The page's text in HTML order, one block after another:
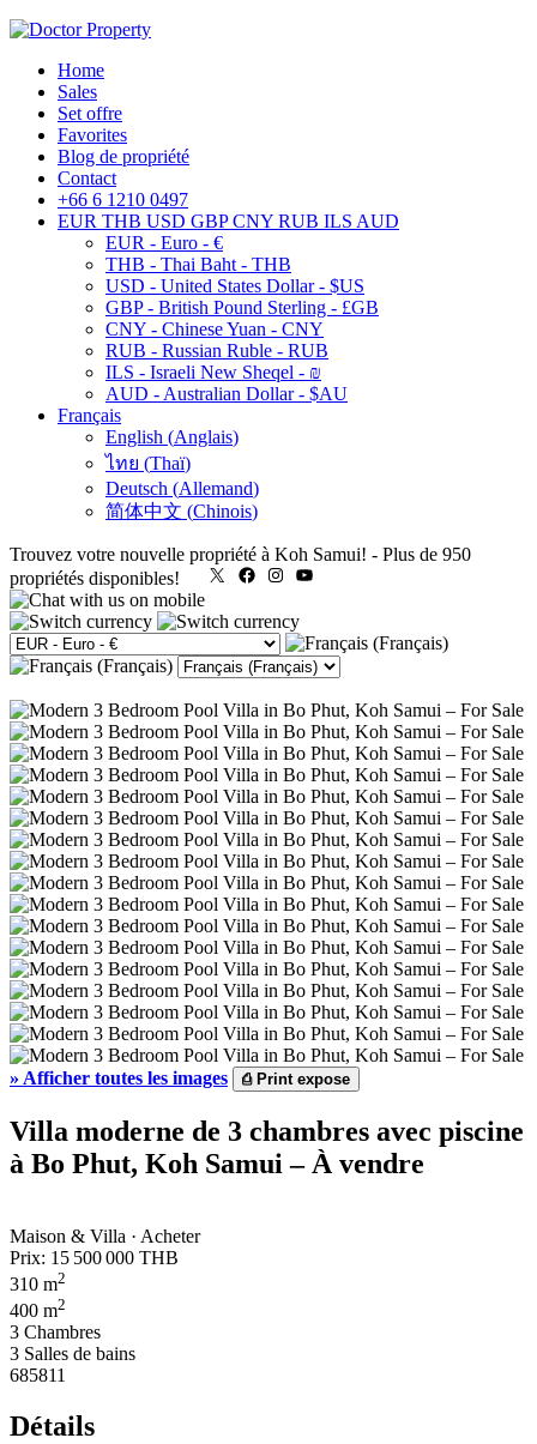
Home
Sales
Set offre
Favorites
Blog de propriété
Contact
+66 6 1210 0497
EUR THB USD GBP CNY RUB ILS AUD
EUR - Euro - €
THB - Thai Baht - THB
USD - United States Dollar - $US
GBP - British Pound Sterling - £GB
CNY - Chinese Yuan - CNY
RUB - Russian Ruble - RUB
ILS - Israeli New Sheqel - ₪
AUD - Australian Dollar - $AU
Français
English (Anglais)
ไทย (Thaï)
Deutsch (Allemand)
简体中文 (Chinois)
Trouvez votre nouvelle propriété à Koh Samui! - Plus de 950
propriétés disponibles!
X FacebookInstagram
» Afficher toutes les images ⎙Print expose
Villa moderne de 3 chambres avec piscine
à Bo Phut, Koh Samui – À vendre
Maison & Villa · Acheter
Prix: 15 500 000 THB
310 m2
400 m2
3 Chambres
3 Salles de bains
685811
Détails